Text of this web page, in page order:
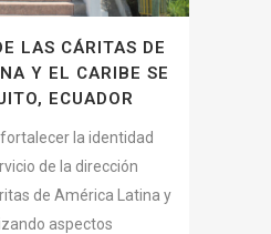
LAS CÁRITAS DE
Y EL CARIBE SE
ECUADOR
la identidad
de la dirección
de América Latina y
aspectos